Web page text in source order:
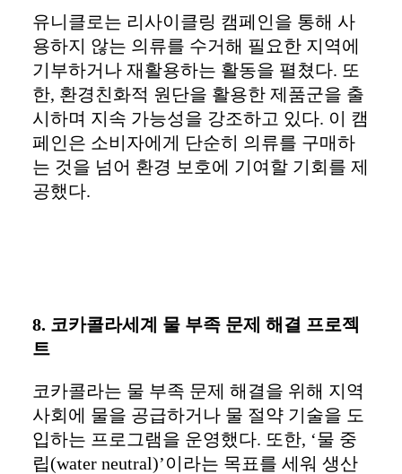
유니클로는 리사이클링 캠페인을 통해 사
용하지 않는 의류를 수거해 필요한 지역에
기부하거나 재활용하는 활동을 펼쳤다. 또
한, 환경친화적 원단을 활용한 제품군을 출
시하며 지속 가능성을 강조하고 있다. 이 캠
페인은 소비자에게 단순히 의류를 구매하
는 것을 넘어 환경 보호에 기여할 기회를 제
공했다.
8. 코카콜라세계 물 부족 문제 해결 프로젝
트
코카콜라는 물 부족 문제 해결을 위해 지역
사회에 물을 공급하거나 물 절약 기술을 도
입하는 프로그램을 운영했다. 또한, ‘물 중
립(water neutral)’이라는 목표를 세워 생산